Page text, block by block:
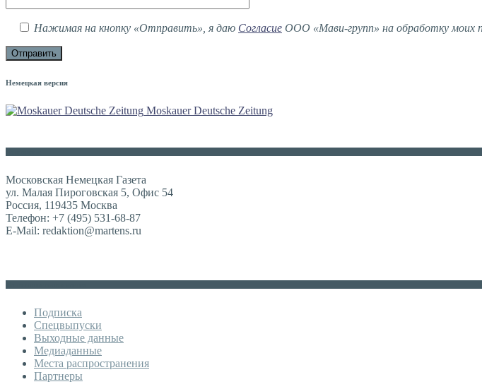
Нажимая на кнопку «Отправить», я даю Согласие ООО «Мави-групп» на обработку моих
Немецкая версия
Moskauer Deutsche Zeitung
Московская Немецкая Газета
ул. Малая Пироговская 5, Офис 54
Россия, 119435 Москва
Телефон: +7 (495) 531-68-87
E-Mail: redaktion@martens.ru
Подписка
Спецвыпуски
Выходные данные
Медиаданные
Места распространения
Партнеры